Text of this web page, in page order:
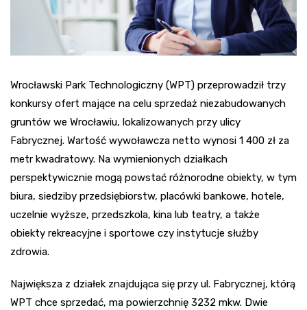
Wrocławski Park Technologiczny (WPT) przeprowadził trzy
konkursy ofert mające na celu sprzedaż niezabudowanych
gruntów we Wrocławiu, lokalizowanych przy ulicy
Fabrycznej. Wartość wywoławcza netto wynosi 1 400 zł za
metr kwadratowy. Na wymienionych działkach
perspektywicznie mogą powstać różnorodne obiekty, w tym
biura, siedziby przedsiębiorstw, placówki bankowe, hotele,
uczelnie wyższe, przedszkola, kina lub teatry, a także
obiekty rekreacyjne i sportowe czy instytucje służby
zdrowia.
Największa z działek znajdująca się przy ul. Fabrycznej, którą
WPT chce sprzedać, ma powierzchnię 3232 mkw. Dwie